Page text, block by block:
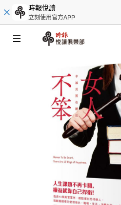
時報悅讀
立刻使用官方APP